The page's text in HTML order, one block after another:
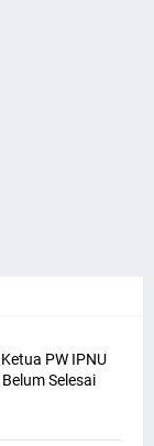
PW IPNU
Selesai